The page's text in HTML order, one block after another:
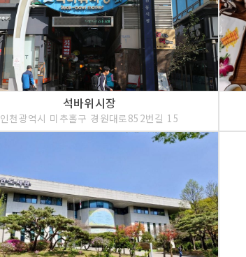
석바위시장
인천광역시 미추홀구 경원대로852번길 15